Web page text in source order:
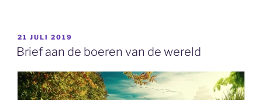
GEPLAATST
OP
21 JULI 2019
Brief aan de boeren van de wereld